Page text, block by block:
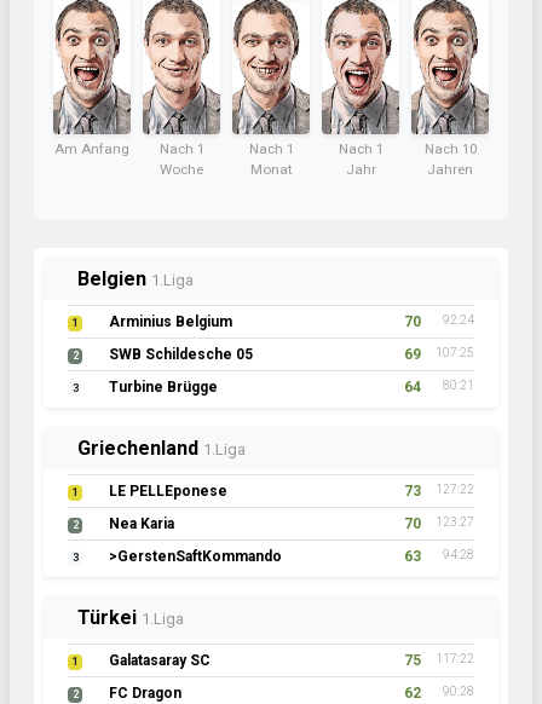
Am Anfang
Nach 1
Woche
Nach 1
Monat
Nach 1
Jahr
Nach 10
Jahren
Belgien 1.Liga
1 Arminius Belgium 70 92:24
2 SWB Schildesche 05 69 107:25
3 Turbine Brügge 64 80:21
Griechenland 1.Liga
1 LE PELLEponese 73 127:22
2 Nea Karia 70 123:27
3 >GerstenSaftKommando 63 94:28
Türkei 1.Liga
1 Galatasaray SC 75 117:22
2 FC Dragon 62 90:28